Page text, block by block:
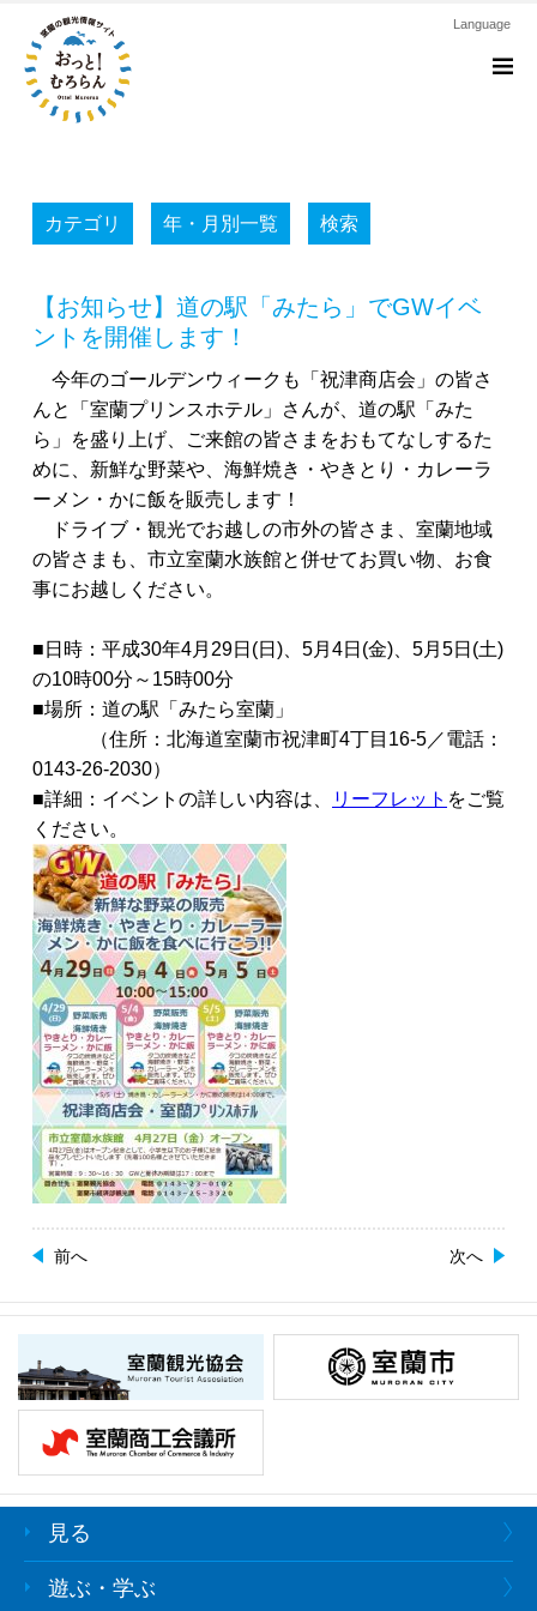
Language
カテゴリ 年・月別一覧 検索
【お知らせ】道の駅「みたら」でGWイベ
ントを開催します！
今年のゴールデンウィークも「祝津商店会」の皆さ
んと「室蘭プリンスホテル」さんが、道の駅「みた
ら」を盛り上げ、ご来館の皆さまをおもてなしするた
めに、新鮮な野菜や、海鮮焼き・やきとり・カレーラ
ーメン・かに飯を販売します！
ドライブ・観光でお越しの市外の皆さま、室蘭地域
の皆さまも、市立室蘭水族館と併せてお買い物、お食
事にお越しください。
■日時：平成30年4月29日(日)、5月4日(金)、5月5日(土)
の10時00分～15時00分
■場所：道の駅「みたら室蘭」
（住所：北海道室蘭市祝津町4丁目16-5／電話：
0143-26-2030）
■詳細：イベントの詳しい内容は、
リーフレット をご覧
ください。
前へ 次へ
見る
遊ぶ・学ぶ